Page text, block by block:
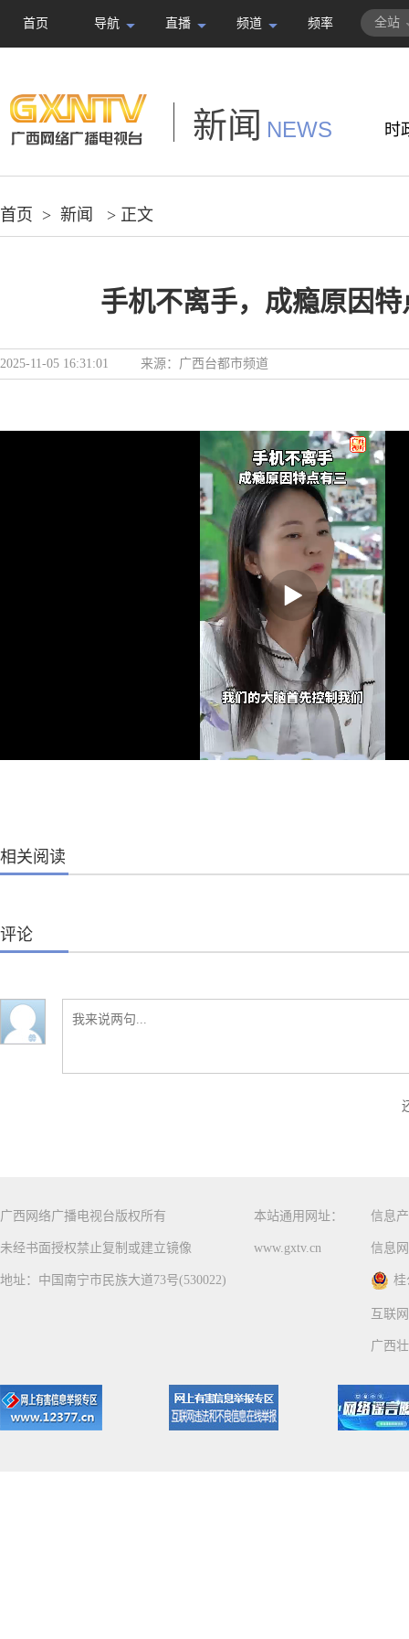
首页 导航 直播 频道 频率 全站
新闻 NEWS 时
首页 > 新闻 > 正文
手机不离手，成瘾原因
2025-11-05 16:31:01 来源： 广西台都市频道
相关阅读
评论
广西网络广播电视台版权所有
未经书面授权禁止复制或建立镜像
地址：中国南宁市民族大道73号(530022)
本站通用网址：
www.gxtv.cn
信息
信息
桂
互联
广西